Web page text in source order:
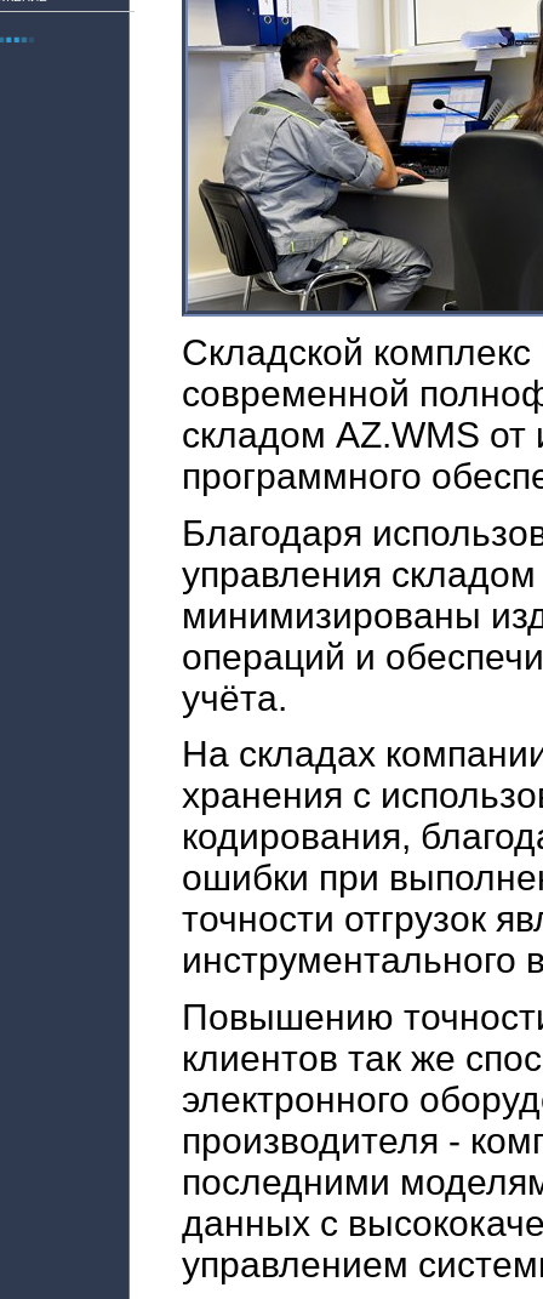
Складской
современной
складом AZ.WMS от
программного
Благодаря
управления
минимизированы
операций и
учёта.
На складах
хранения с
кодирования,
ошибки при
точности отгрузок
инструментального
Повышению
клиентов так же
электронного
производителя -
последними
данных с
управлением